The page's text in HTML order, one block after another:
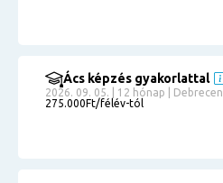
Ács képzés gyakorlattal
2026. 09. 05. | 12 hónap | Debrecen
275.000Ft/félév-tól